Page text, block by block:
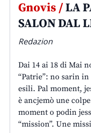
Gnovis /LA
SALON DAL
Redazion
Dai 14 ai 18 di Mai
“Patrie”: no sarin
esili. Pal moment,
è ancjemò une
moment o podin
“mission”. Une